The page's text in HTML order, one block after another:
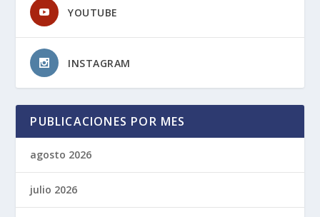
YOUTUBE
INSTAGRAM
PUBLICACIONES POR MES
agosto 2026
julio 2026